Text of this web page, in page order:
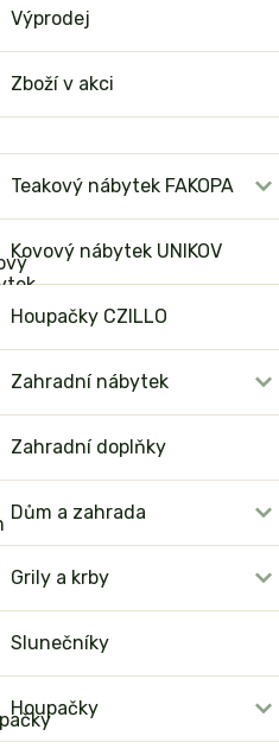
Výprodej
Zboží v akci
Teakový nábytek FAKOPA
Kovový nábytek UNIKOV
Houpačky CZILLO
Zahradní nábytek
Zahradní doplňky
Dům a zahrada
Grily a krby
Slunečníky
Houpačky